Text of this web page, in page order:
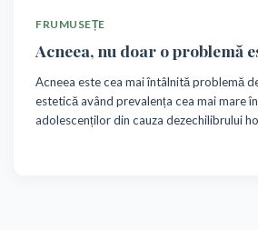
FRUMUSEȚE
Acneea, nu doar o problemă
Acneea este cea mai întâlnită problemă
estetică având prevalența cea mai mare
adolescenților din cauza dezechilibrului